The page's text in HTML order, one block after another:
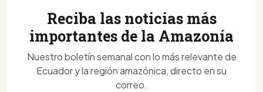
Reciba las noticias más
importantes de la Amazonía
Nuestro boletín semanal con lo más relevante de
Ecuador y la región amazónica, directo en su
correo.